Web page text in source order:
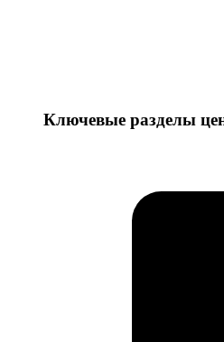
Ключевые разделы